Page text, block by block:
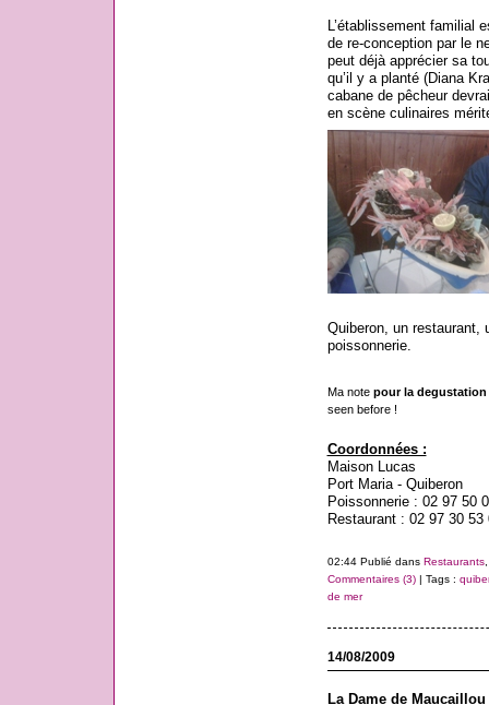
L’établissement familial
de re-conception par le
peut déjà apprécier sa
qu’il y a planté (Diana
cabane de pêcheur
en scène culinaires
Quiberon, un restaurant,
poissonnerie.
Ma note pour la degustation
seen before !
Coordonnées :
Maison Lucas
Port Maria - Quiberon
Poissonnerie : 02 97 50
Restaurant : 02 97 30 53
02:44 Publié dans Restaurants
Commentaires (3)| Tags :
de mer
14/08/2009
La Dame de Maucaillou